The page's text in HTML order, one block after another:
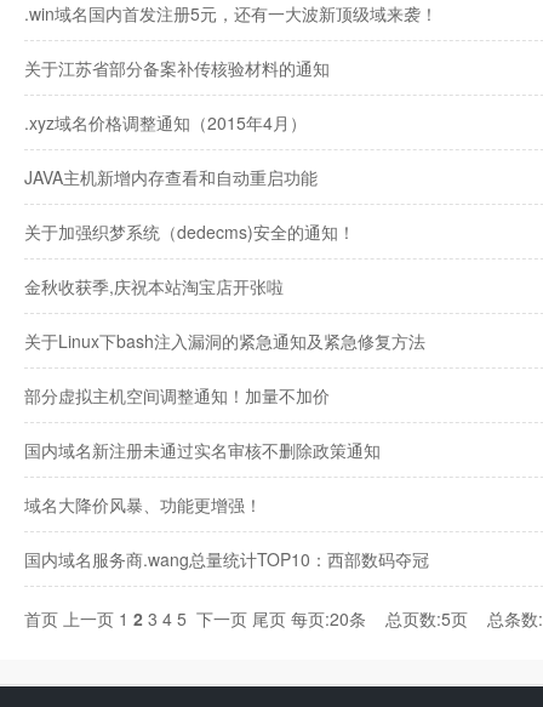
.win域名国内首发注册5元，还有一大波新顶级域来袭！
关于江苏省部分备案补传核验材料的通知
.xyz域名价格调整通知（2015年4月）
JAVA主机新增内存查看和自动重启功能
关于加强织梦系统（dedecms)安全的通知！
金秋收获季,庆祝本站淘宝店开张啦
关于Linux下bash注入漏洞的紧急通知及紧急修复方法
部分虚拟主机空间调整通知！加量不加价
国内域名新注册未通过实名审核不删除政策通知
域名大降价风暴、功能更增强！
国内域名服务商.wang总量统计TOP10：西部数码夺冠
首页 上一页 1 2 3 4 5 下一页 尾页 每页:20条 总页数:5页 总条